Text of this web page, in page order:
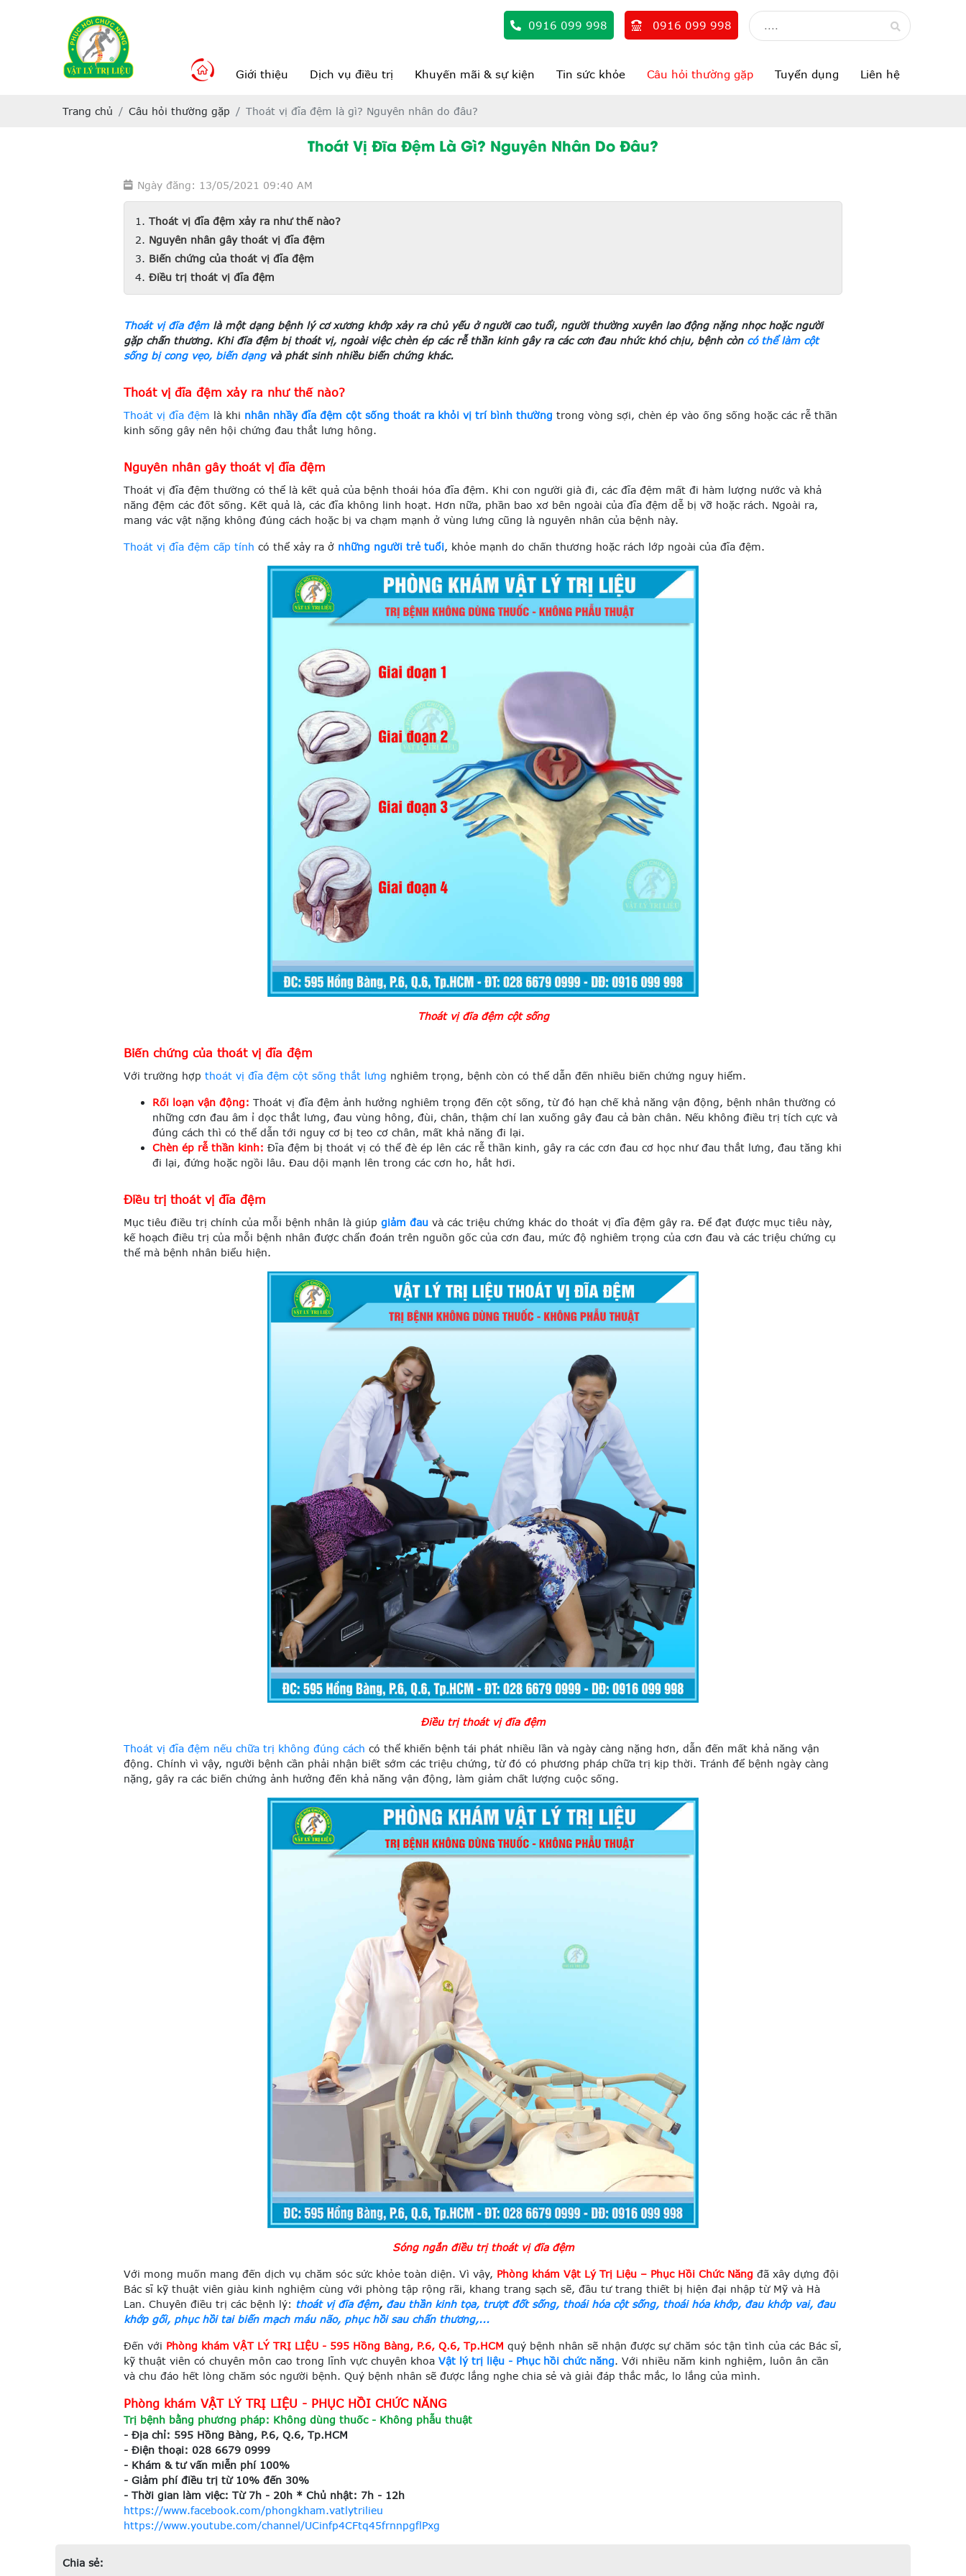
0916 099 998 0916 099 998
Giới thiệu Dịch vụ điều trị Khuyến mãi & sự kiện Tin sức khỏe Câu hỏi thường gặp Tuyển dụng Liên hệ
Trang chủ Câu hỏi thường gặp Thoát vị đĩa đệm là gì? Nguyên nhân do đâu?
Thoát Vị Đĩa Đệm Là Gì? Nguyên Nhân Do Đâu?
Ngày đăng: 13/05/2021 09:40 AM
Thoát vị đĩa đệm xảy ra như thế nào?
Nguyên nhân gây thoát vị đĩa đệm
Biến chứng của thoát vị đĩa đệm
Điều trị thoát vị đĩa đệm
Thoát vị đĩa đệmlà một dạng bệnh lý cơ xương khớp xảy ra chủ yếu ở người cao tuổi, người thường xuyên lao động nặng nhọc hoặc người
gặp chấn thương. Khi đĩa đệm bị thoát vị, ngoài việc chèn ép các rễ thần kinh gây ra các cơn đau nhức khó chịu, bệnh còn có thể làm cột
sống bị cong vẹo, biến dạngvà phát sinh nhiều biến chứng khác.
Thoát vị đĩa đệm xảy ra như thế nào?
Thoát vị đĩa đệm là khi nhân nhầy đĩa đệm cột sống thoát ra khỏi vị trí bình thường trong vòng sợi, chèn ép vào ống sống hoặc các rễ thần
kinh sống gây nên hội chứng đau thắt lưng hông.
Nguyên nhân gây thoát vị đĩa đệm
Thoát vị đĩa đệm thường có thể là kết quả của bệnh thoái hóa đĩa đệm. Khi con người già đi, các đĩa đệm mất đi hàm lượng nước và khả
năng đệm các đốt sống. Kết quả là, các đĩa không linh hoạt. Hơn nữa, phần bao xơ bên ngoài của đĩa đệm dễ bị vỡ hoặc rách. Ngoài ra,
mang vác vật nặng không đúng cách hoặc bị va chạm mạnh ở vùng lưng cũng là nguyên nhân của bệnh này.
Thoát vị đĩa đệm cấp tính có thể xảy ra ở những người trẻ tuổi, khỏe mạnh do chấn thương hoặc rách lớp ngoài của đĩa đệm.
Thoát vị đĩa đệm cột sống
Biến chứng của thoát vị đĩa đệm
Với trường hợp thoát vị đĩa đệm cột sống thắt lưng nghiêm trọng, bệnh còn có thể dẫn đến nhiều biến chứng nguy hiểm.
Rối loạn vận động: Thoát vị đĩa đệm ảnh hưởng nghiêm trọng đến cột sống, từ đó hạn chế khả năng vận động, bệnh nhân thường có
những cơn đau âm ỉ dọc thắt lưng, đau vùng hông, đùi, chân, thậm chí lan xuống gây đau cả bàn chân. Nếu không điều trị tích cực và
đúng cách thì có thể dẫn tới nguy cơ bị teo cơ chân, mất khả năng đi lại.
Chèn ép rễ thần kinh: Đĩa đệm bị thoát vị có thể đè ép lên các rễ thần kinh, gây ra các cơn đau cơ học như đau thắt lưng, đau tăng khi
đi lại, đứng hoặc ngồi lâu. Đau dội mạnh lên trong các cơn ho, hắt hơi.
Điều trị thoát vị đĩa đệm
Mục tiêu điều trị chính của mỗi bệnh nhân là giúp giảm đau và các triệu chứng khác do thoát vị đĩa đệm gây ra. Để đạt được mục tiêu này,
kế hoạch điều trị của mỗi bệnh nhân được chẩn đoán trên nguồn gốc của cơn đau, mức độ nghiêm trọng của cơn đau và các triệu chứng cụ
thể mà bệnh nhân biểu hiện.
Điều trị thoát vị đĩa đệm
Thoát vị đĩa đệm nếu chữa trị không đúng cách có thể khiến bệnh tái phát nhiều lần và ngày càng nặng hơn, dẫn đến mất khả năng vận
động. Chính vì vậy, người bệnh cần phải nhận biết sớm các triệu chứng, từ đó có phương pháp chữa trị kịp thời. Tránh để bệnh ngày càng
nặng, gây ra các biến chứng ảnh hưởng đến khả năng vận động, làm giảm chất lượng cuộc sống.
Sóng ngắn điều trị thoát vị đĩa đệm
Với mong muốn mang đến dịch vụ chăm sóc sức khỏe toàn diện. Vì vậy, Phòng khám Vật Lý Trị Liệu – Phục Hồi Chức Năng đã xây dựng đội
Bác sĩ kỹ thuật viên giàu kinh nghiệm cùng với phòng tập rộng rãi, khang trang sạch sẽ, đầu tư trang thiết bị hiện đại nhập từ Mỹ và Hà
Lan. Chuyên điều trị các bệnh lý: thoát vị đĩa đệm, đau thần kinh tọa, trượt đốt sống, thoái hóa cột sống, thoái hóa khớp, đau khớp vai, đau
khớp gối, phục hồi tai biến mạch máu não, phục hồi sau chấn thương,...
Đến với Phòng khám VẬT LÝ TRỊ LIỆU - 595 Hồng Bàng, P.6, Q.6, Tp.HCM quý bệnh nhân sẽ nhận được sự chăm sóc tận tình của các Bác sĩ,
kỹ thuật viên có chuyên môn cao trong lĩnh vực chuyên khoa Vật lý trị liệu - Phục hồi chức năng. Với nhiều năm kinh nghiệm, luôn ân cần
và chu đáo hết lòng chăm sóc người bệnh. Quý bệnh nhân sẽ được lắng nghe chia sẻ và giải đáp thắc mắc, lo lắng của mình.
Phòng khám VẬT LÝ TRỊ LIỆU - PHỤC HỒI CHỨC NĂNG
Trị bệnh bằng phương pháp: Không dùng thuốc - Không phẫu thuật
- Địa chỉ: 595 Hồng Bàng, P.6, Q.6, Tp.HCM
- Điện thoại: 028 6679 0999
- Khám & tư vấn miễn phí 100%
- Giảm phí điều trị từ 10% đến 30%
- Thời gian làm việc: Từ 7h - 20h * Chủ nhật: 7h - 12h
https://www.facebook.com/phongkham.vatlytrilieu
https://www.youtube.com/channel/UCinfp4CFtq45frnnpgflPxg
Chia sẻ: